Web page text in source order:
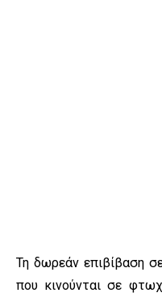
Τη δωρεάν επιβίβαση
που κινούνται σε